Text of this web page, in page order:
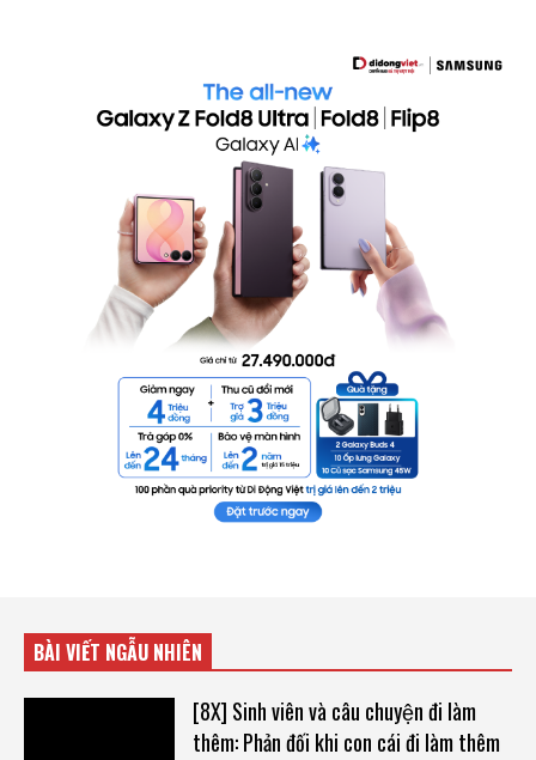
BÀI VIẾT NGẪU NHIÊN
[8X] Sinh viên và câu chuyện đi làm
thêm: Phản đối khi con cái đi làm thêm